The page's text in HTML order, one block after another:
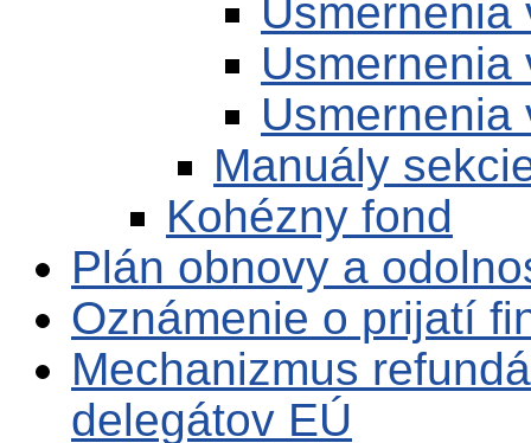
Usmernenia
Usmernenia
Usmernenia
Manuály
Kohézny fond
Plán obnovy a
Oznámenie o prijatí
Mechanizmus
delegátov EÚ